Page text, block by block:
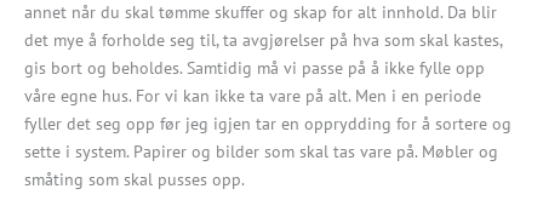
annet når du skal tømme skuffer og skap for alt innhold. Da blir
det mye å forholde seg til, ta avgjørelser på hva som skal kastes,
gis bort og beholdes. Samtidig må vi passe på å ikke fylle opp
våre egne hus. For vi kan ikke ta vare på alt. Men i en periode
fyller det seg opp før jeg igjen tar en opprydding for å sortere og
sette i system. Papirer og bilder som skal tas vare på. Møbler og
småting som skal pusses opp.